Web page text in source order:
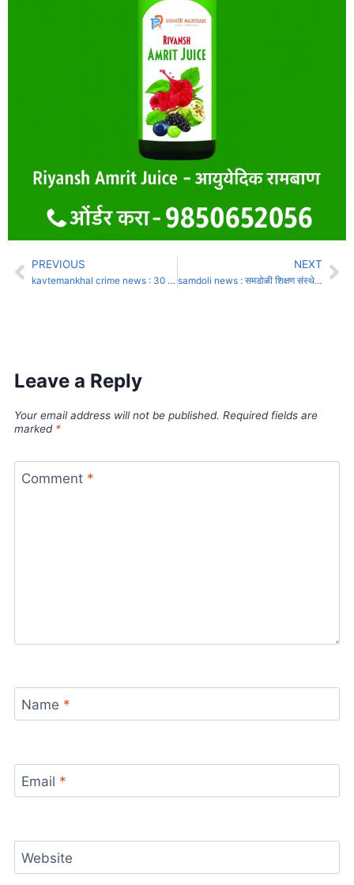
PREVIOUS
kavtemankhal crime news : 30 लाखांच्या विम्यासाठी मेव्हण्यानेच दिली 3 लाखांची सुपारी;
NEXT
samdoli news : समडोळी शिक्षण संस्थेची वाटचाल : लोकचळवळीच्या शक्तीपासून सत्तेच्या केंद्रीकरणापर्यंत?
Leave a Reply
Your email address will not be published. Required fields are
marked *
Comment *
Name *
Email *
Website